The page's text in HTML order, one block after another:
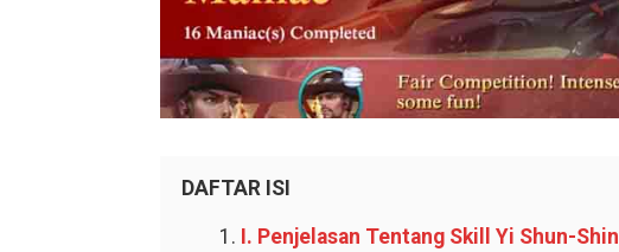
DAFTAR ISI
I. Penjelasan Tentang Skill Yi Shun-Shin